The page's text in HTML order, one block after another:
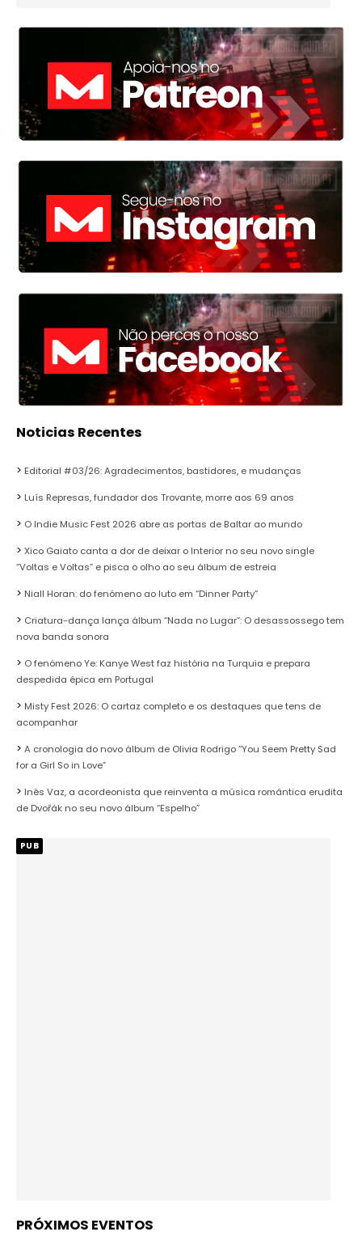
Noticias Recentes
Editorial #03/26: Agradecimentos, bastidores, e mudanças
Luís Represas, fundador dos Trovante, morre aos 69 anos
O Indie Music Fest 2026 abre as portas de Baltar ao mundo
Xico Gaiato canta a dor de deixar o Interior no seu novo single
“Voltas e Voltas” e pisca o olho ao seu álbum de estreia
Niall Horan: do fenómeno ao luto em “Dinner Party”
Criatura-dança lança álbum “Nada no Lugar”: O desassossego tem
nova banda sonora
O fenómeno Ye: Kanye West faz história na Turquia e prepara
despedida épica em Portugal
Misty Fest 2026: O cartaz completo e os destaques que tens de
acompanhar
A cronologia do novo álbum de Olivia Rodrigo “You Seem Pretty Sad
for a Girl So in Love”
Inês Vaz, a acordeonista que reinventa a música romântica erudita
de Dvořák no seu novo álbum “Espelho”
PUB
PRÓXIMOS EVENTOS